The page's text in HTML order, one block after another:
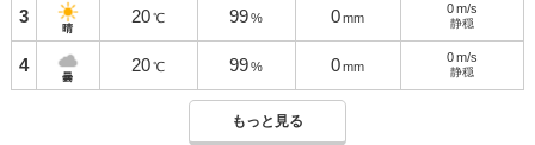
3
晴
20 ℃ 99 % 0 mm
0m/s
静穏
4
曇
20 ℃ 99 % 0 mm
0m/s
静穏
もっと見る